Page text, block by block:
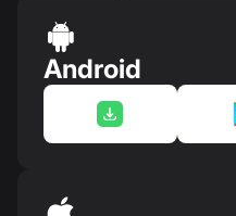
Android